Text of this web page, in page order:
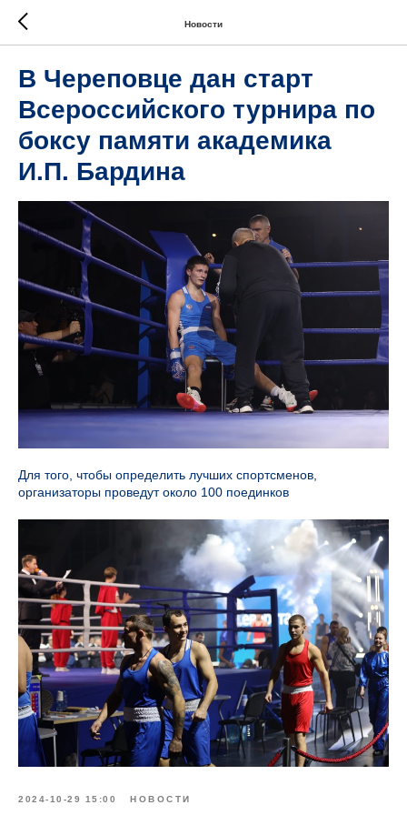
Новости
В Череповце дан старт
Всероссийского турнира по
боксу памяти академика
И.П. Бардина
Для того, чтобы определить лучших спортсменов,
организаторы проведут около 100 поединков
2024-10-29 15:00 НОВОСТИ